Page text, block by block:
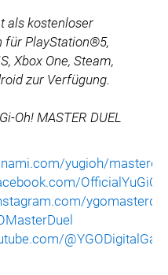
als kostenloser
für PlayStation®5,
Xbox One, Steam,
zur Verfügung.
Oh! MASTER DUEL
yugioh/